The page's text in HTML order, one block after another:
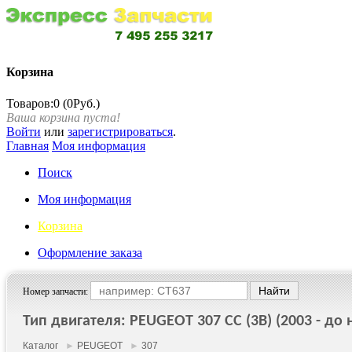
Корзина
Товаров:0 (0Руб.)
Ваша корзина пуста!
Войти или зарегистрироваться.
Главная Моя информация
Поиск
Моя информация
Корзина
Оформление заказа
Номер запчасти:
Тип двигателя: PEUGEOT 307 CC (3B) (2003 - до
Каталог ► PEUGEOT ► 307